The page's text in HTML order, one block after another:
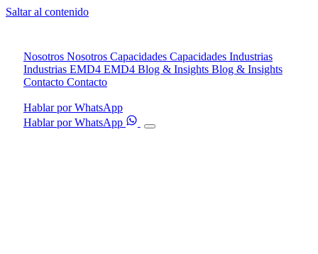
Saltar al contenido
Nosotros Nosotros Capacidades Capacidades Industrias
Industrias EMD4 EMD4 Blog & Insights Blog & Insights
Contacto Contacto
Hablar por WhatsApp
Hablar por WhatsApp